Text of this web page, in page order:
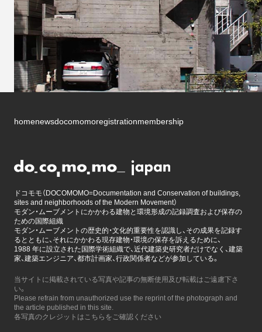
homenewsdocomomoregistrationmembership
ドコモモ（DOCOMOMO=Documentation and Conservation of buildings,
sites and neighborhoods of the Modern Movement）
モダン・ムーブメントにかかわる建物と環境形成の記録調査および保存の
ための国際組織
モダン・ムーブメントの歴史的・文化的重要性を認識し、その成果を記録す
るとともに、それにかかわる現存建物・環境の保存を訴えるために、
1988 年に設立された国際学術組織で、近代建築史研究者だけでなく、建築
家、建築エンジニア、都市計画家、行政関係者などが参加している。
当サイトに掲載されている写真や記事の無断使用及び転載はご遠慮下さ
い。
Please refrain from unauthorized use the reprint of the photograph and
the article published in this site.
各写真のクレジットはこちらをご確認ください